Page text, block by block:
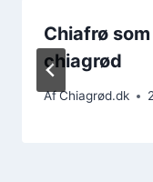
Chiafrø
chiagrød
AfChiagrød.dk